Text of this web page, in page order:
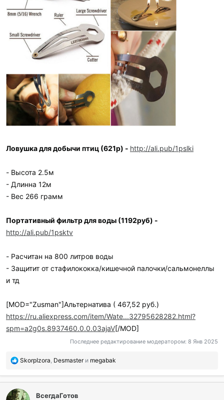
Ловушка для добычи птиц (621р) - http://ali.pub/1pslki
- Высота 2.5м
- Длинна 12м
- Вес 266 грамм
Портативный фильтр для воды (1192руб) -
http://ali.pub/1psktv
- Расчитан на 800 литров воды
- Защитит от стафилококка/кишечной палочки/сальмонеллы
и тд
[MOD="Zusman"]Альтернатива ( 467,52 руб.)
https://ru.aliexpress.com/item/Wate...32795628282.html?
spm=a2g0s.8937460.0.0.03ajaV[/MOD]
Последнее редактирование модератором: 8 Янв 2025
П
б
а
SkorpIzora Desmasterи megabak
ВсегдаГотов